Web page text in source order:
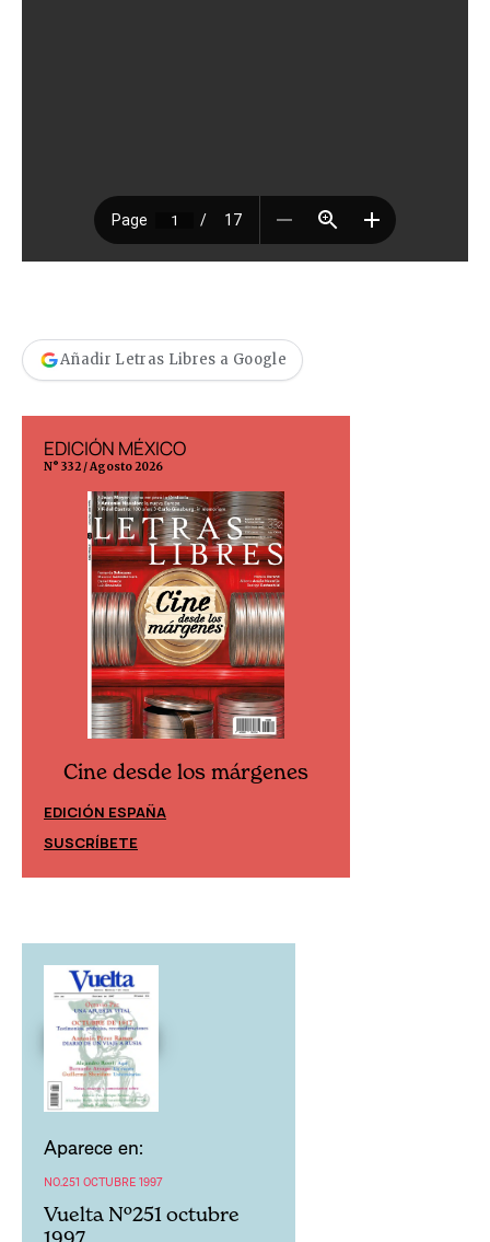
Añadir Letras Libres a Google
EDICIÓN MÉXICO
N° 332 / Agosto 2026
Cine desde los márgenes
EDICIÓN ESPAÑA
SUSCRÍBETE
Aparece en:
NO.251 OCTUBRE 1997
Vuelta Nº251 octubre